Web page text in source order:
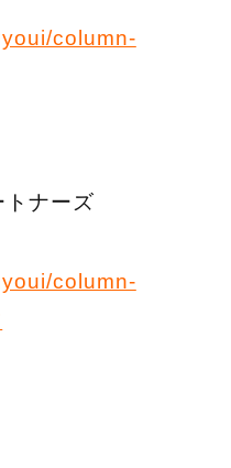
column-
トナーズ
column-